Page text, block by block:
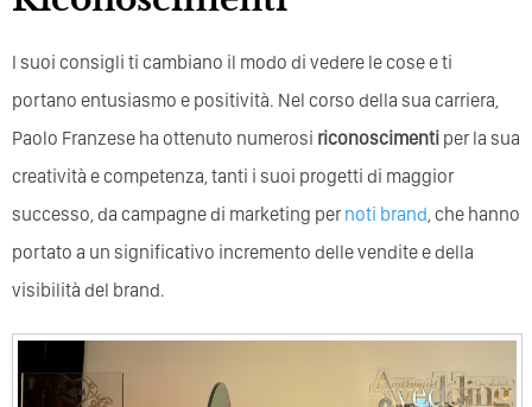
I suoi consigli ti cambiano il modo di vedere le cose e ti
portano entusiasmo e positività. Nel corso della sua carriera,
Paolo Franzese ha ottenuto numerosi riconoscimenti per la sua
creatività e competenza, tanti i suoi progetti di maggior
successo, da campagne di marketing per noti brand , che hanno
portato a un significativo incremento delle vendite e della
visibilità del brand.